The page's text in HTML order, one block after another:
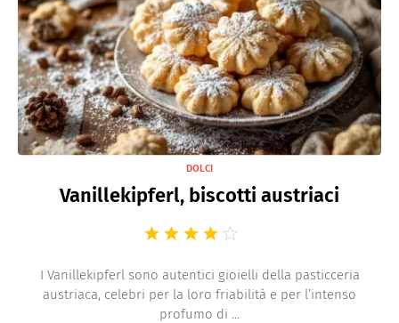
DOLCI
Vanillekipferl, biscotti austriaci
I Vanillekipferl sono autentici gioielli della pasticceria
austriaca, celebri per la loro friabilità e per l’intenso
profumo di ...